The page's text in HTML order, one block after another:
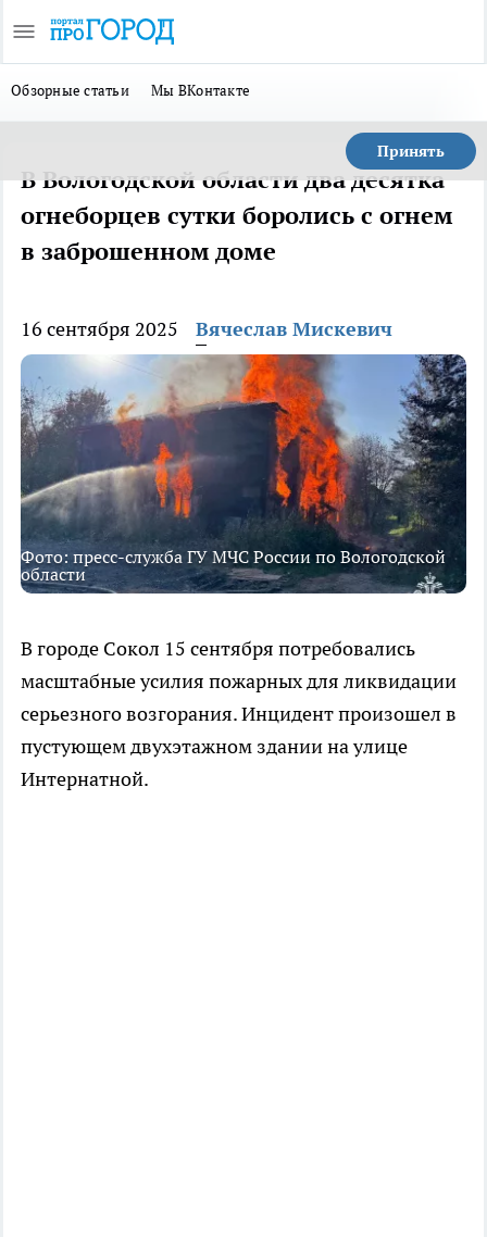
Обзорные статьи Мы ВКонтакте
Принять
В Вологодской области два десятка
огнеборцев сутки боролись с огнем
в заброшенном доме
16 сентября 2025 Вячеслав Мискевич
Фото: пресс-служба ГУ МЧС России по Вологодской
области
В городе Сокол 15 сентября потребовались
масштабные усилия пожарных для ликвидации
серьезного возгорания. Инцидент произошел в
пустующем двухэтажном здании на улице
Интернатной.